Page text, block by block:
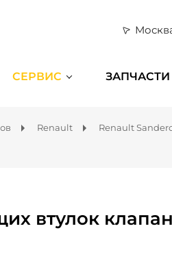
СЕРВИС ЗАПЧАСТИ
Renault Renault
втулок